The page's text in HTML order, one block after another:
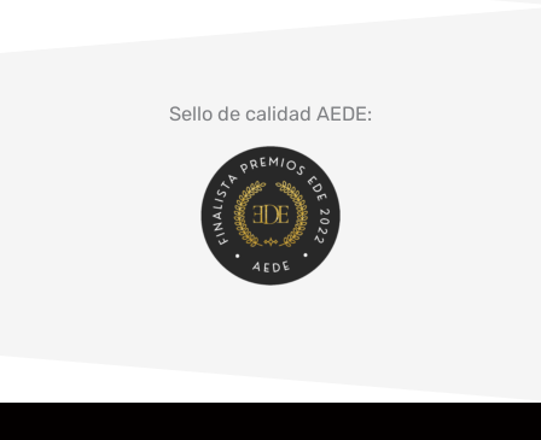
Sello de calidad AEDE: